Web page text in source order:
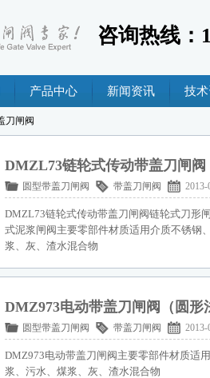
咨询热线：
产品中心 新闻资讯 技
刀闸阀
DMZL73链轮式传动带盖刀闸阀
圆型带盖刀闸阀 带盖刀闸阀 2013-
DMZL73链轮式传动带盖刀闸阀链轮式刀形
式泥浆闸阀主要零部件材质适用介质不锈钢
浆、灰、渣水混合物
DMZ973电动带盖刀闸阀（圆形
圆型带盖刀闸阀 带盖刀闸阀 2013-
DMZ973电动带盖刀闸阀主要零部件材质适
浆、污水、煤浆、灰、渣水混合物